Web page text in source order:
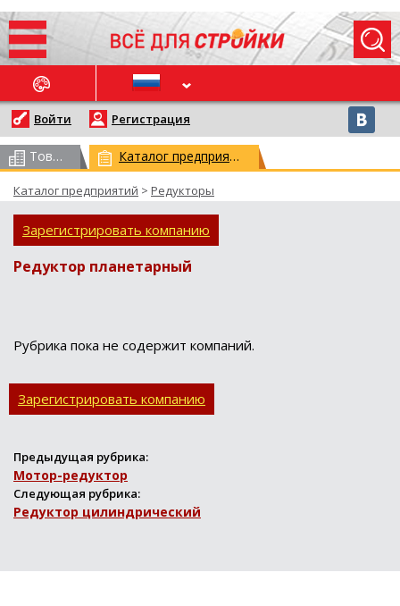
НОВОСТИ
Войти Регистрация
Товарный каталог (всего 62959)Каталог предприятий (всего 29779)
Каталог предприятий > Редукторы
Зарегистрировать компанию
Редуктор планетарный
Рубрика пока не содержит компаний.
Зарегистрировать компанию
Предыдущая рубрика:
Мотор-редуктор
Следующая рубрика:
Редуктор цилиндрический